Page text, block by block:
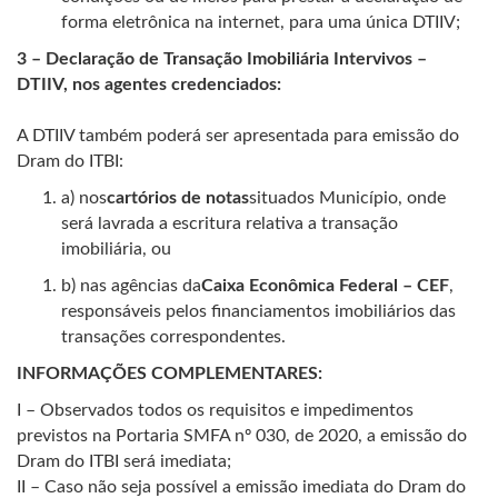
forma eletrônica na internet, para uma única DTIIV;
3 – Declaração de Transação Imobiliária Intervivos –
DTIIV, nos agentes credenciados:
A DTIIV também poderá ser apresentada para emissão do
Dram do ITBI:
a) noscartórios de notassituados Município, onde
será lavrada a escritura relativa a transação
imobiliária, ou
b) nas agências daCaixa Econômica Federal – CEF,
responsáveis pelos financiamentos imobiliários das
transações correspondentes.
INFORMAÇÕES COMPLEMENTARES:
I – Observados todos os requisitos e impedimentos
previstos na Portaria SMFA nº 030, de 2020, a emissão do
Dram do ITBI será imediata;
II – Caso não seja possível a emissão imediata do Dram do